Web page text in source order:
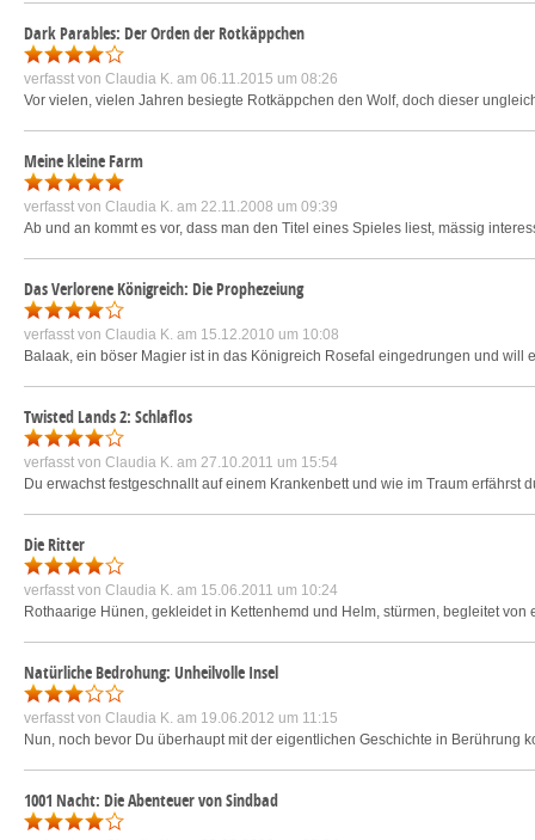
Dark Parables: Der Orden der Rotkäppchen
verfasst von Claudia K. am 06.11.2015 um 08:26
Vor vielen, vielen Jahren besiegte Rotkäppchen den Wolf, doch dieser
Meine kleine Farm
verfasst von Claudia K. am 22.11.2008 um 09:39
Ab und an kommt es vor, dass man den Titel eines Spieles liest, mässig
Das Verlorene Königreich: Die Prophezeiung
verfasst von Claudia K. am 15.12.2010 um 10:08
Balaak, ein böser Magier ist in das Königreich Rosefal eingedrungen und
Twisted Lands 2: Schlaflos
verfasst von Claudia K. am 27.10.2011 um 15:54
Du erwachst festgeschnallt auf einem Krankenbett und wie im Traum
Die Ritter
verfasst von Claudia K. am 15.06.2011 um 10:24
Rothaarige Hünen, gekleidet in Kettenhemd und Helm, stürmen, begleitet
Natürliche Bedrohung: Unheilvolle Insel
verfasst von Claudia K. am 19.06.2012 um 11:15
Nun, noch bevor Du überhaupt mit der eigentlichen Geschichte in Berührung
1001 Nacht: Die Abenteuer von Sindbad